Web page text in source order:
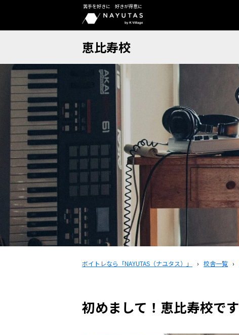
苦手を好きに 好きが得意に
恵比寿校
ボイトレなら「NAYUTAS（ナユタス）」 › 校舎一覧 ›
初めまして！恵比寿校です